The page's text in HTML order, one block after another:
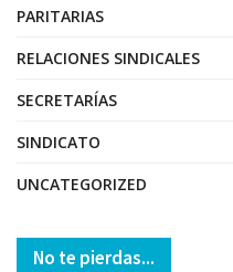
PARITARIAS
RELACIONES SINDICALES
SECRETARÍAS
SINDICATO
UNCATEGORIZED
No te pierdas...